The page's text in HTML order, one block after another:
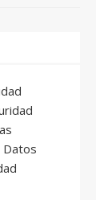
Datos